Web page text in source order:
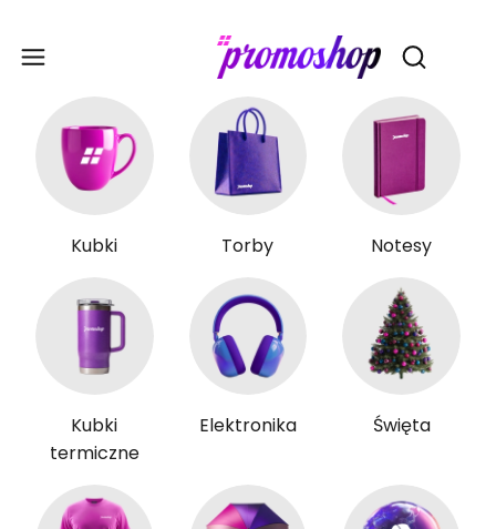
Otwórz
Kubki Torby Notesy
Kubki
termiczne
Elektronika Święta